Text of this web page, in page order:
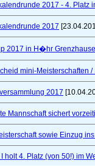
2017 - 4. Platz
2017
2017 in H�hr
mini-Meisterschaften
2017
Mannschaft sichert
sowie Einzug
holt 4. Platz (von 50!) im